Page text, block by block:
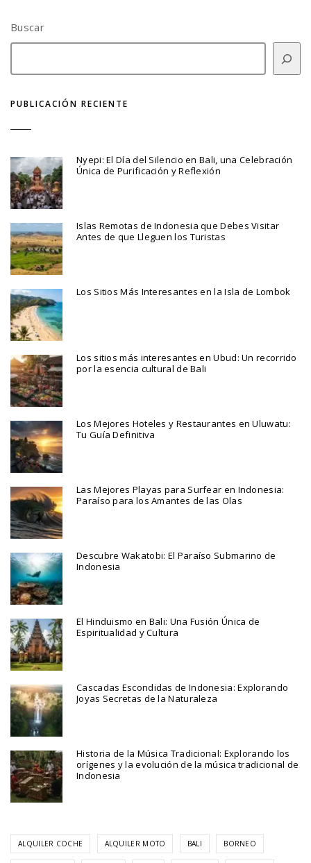
Buscar
PUBLICACIÓN RECIENTE
Nyepi: El Día del Silencio en Bali, una Celebración
Única de Purificación y Reflexión
Islas Remotas de Indonesia que Debes Visitar
Antes de que Lleguen los Turistas
Los Sitios Más Interesantes en la Isla de Lombok
Los sitios más interesantes en Ubud: Un recorrido
por la esencia cultural de Bali
Los Mejores Hoteles y Restaurantes en Uluwatu:
Tu Guía Definitiva
Las Mejores Playas para Surfear en Indonesia:
Paraíso para los Amantes de las Olas
Descubre Wakatobi: El Paraíso Submarino de
Indonesia
El Hinduismo en Bali: Una Fusión Única de
Espiritualidad y Cultura
Cascadas Escondidas de Indonesia: Explorando
Joyas Secretas de la Naturaleza
Historia de la Música Tradicional: Explorando los
orígenes y la evolución de la música tradicional de
Indonesia
ALQUILER COCHE ALQUILER MOTO BALI BORNEO